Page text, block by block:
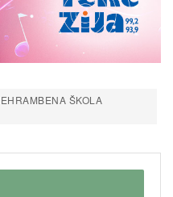
ŠKOLA